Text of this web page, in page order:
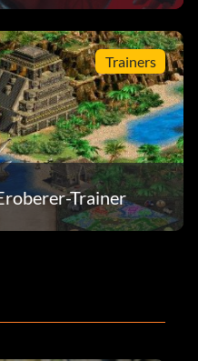
Trainers
Trainer